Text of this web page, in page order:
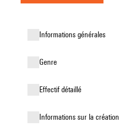
informations générales
genre
effectif détaillé
informations sur la création